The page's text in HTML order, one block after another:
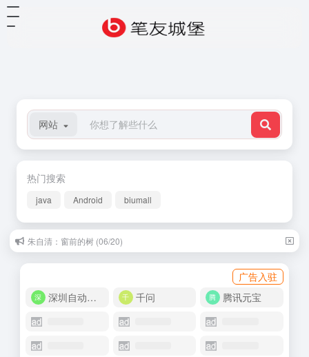
网站
热门搜索
java Android biumall
朱自清：窗前的树 (06/20)
广告入驻
深圳自动化商城
千问 腾讯元宝